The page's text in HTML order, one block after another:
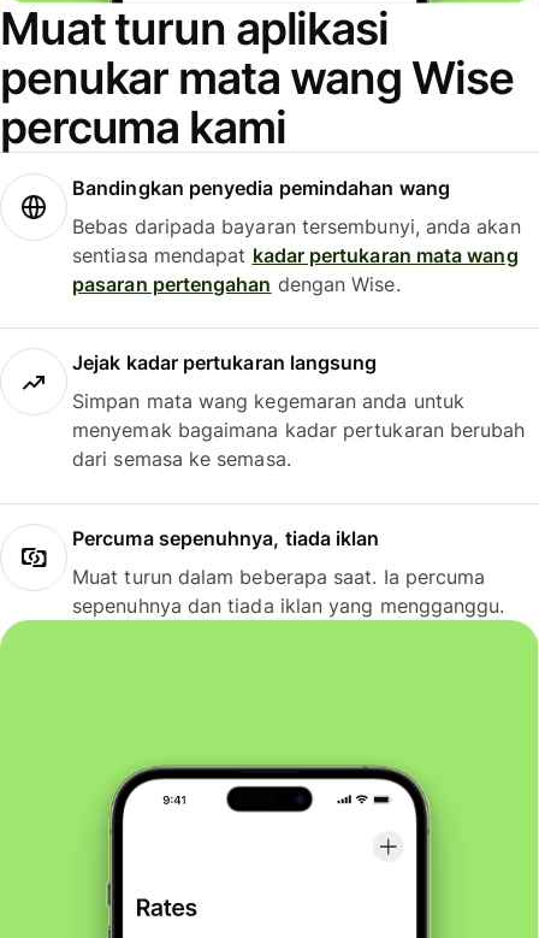
Muat turun aplikasi
penukar mata wang Wise
percuma kami
Bandingkan penyedia pemindahan wang
Bebas daripada bayaran tersembunyi, anda akan
sentiasa mendapat kadar pertukaran mata wang
pasaran pertengahan dengan Wise.
Jejak kadar pertukaran langsung
Simpan mata wang kegemaran anda untuk
menyemak bagaimana kadar pertukaran berubah
dari semasa ke semasa.
Percuma sepenuhnya, tiada iklan
Muat turun dalam beberapa saat. Ia percuma
sepenuhnya dan tiada iklan yang mengganggu.